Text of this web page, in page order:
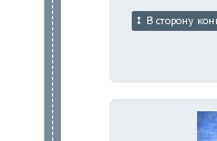
В сторону